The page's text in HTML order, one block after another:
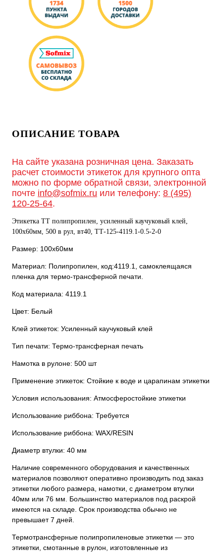
ОПИСАНИЕ ТОВАРА
На сайте указана розничная цена. Заказать
расчет стоимости этикеток для крупного опта
можно по форме обратной связи, электронной
почте info@sofmix.ru или телефону: 8 (495)
120-25-64.
Этикетка ТТ полипропилен, усиленный каучуковый клей,
100х60мм, 500 в рул, вт40, TТ-125-4119.1-0.5-2-0
Размер: 100х60мм
Материал: Полипропилен, код:4119.1, самоклеящаяся
пленка для термо-трансферной печати.
Код материала: 4119.1
Цвет: Белый
Клей этикеток: Усиленный каучуковый клей
Тип печати: Термо-трансферная печать
Намотка в рулоне: 500 шт
Применение этикеток: Стойкие к воде и царапинам этикетки
Условия использования: Атмосферостойкие этикетки
Использование риббона: Требуется
Использование риббона: WAX/RESIN
Диаметр втулки: 40 мм
Наличие современного оборудования и качественных
материалов позволяют оперативно производить под заказ
этикетки любого размера, намотки, с диаметром втулки
40мм или 76 мм. Большинство материалов под раскрой
имеются на складе. Срок производства обычно не
превышает 7 дней.
Термотрансферные полипропиленовые этикетки — это
этикетки, смотанные в рулон, изготовленные из